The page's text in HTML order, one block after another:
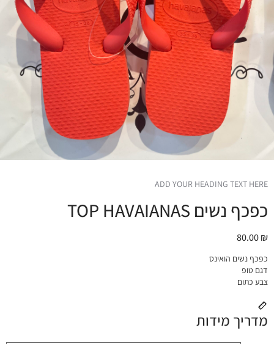
ADD YOUR HEADING TEXT HERE
כפכף נשים TOP HAVAIANAS
80.00₪
כפכף נשים הואינס
דגם טופ
צבע כתום
מדריך מידות